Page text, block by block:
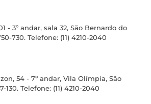
- 3º andar, sala 32, São Bernardo do
730. Telefone: (11) 4210-2040
54 - 7º andar, Vila Olímpia, São
130. Telefone: (11) 4210-2040